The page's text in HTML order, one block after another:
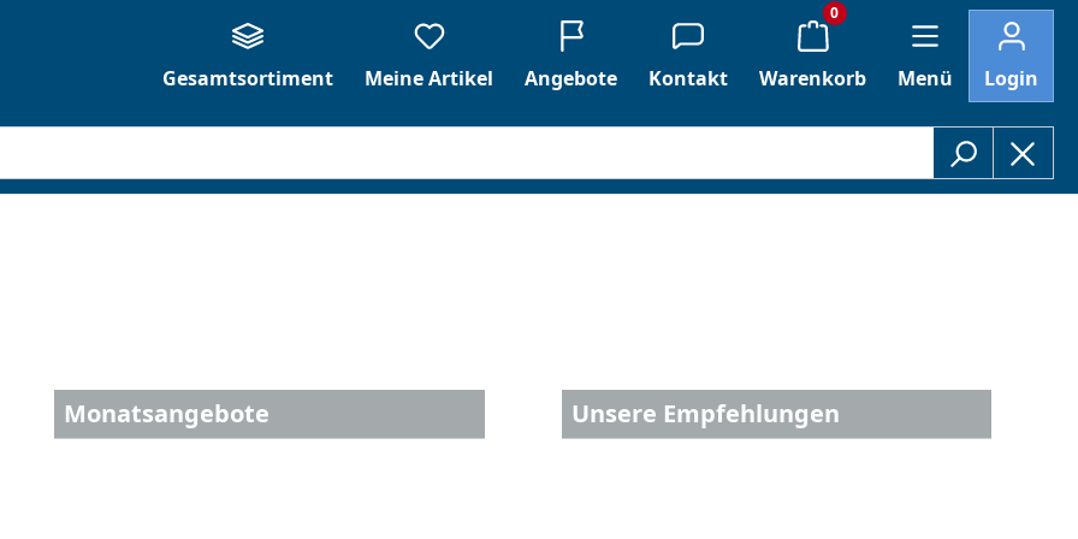
Gesamtsortiment
Meine Artikel Angebote Kontakt
0
Warenkorb Menü Login
Monatsangebote Unsere Empfehlungen